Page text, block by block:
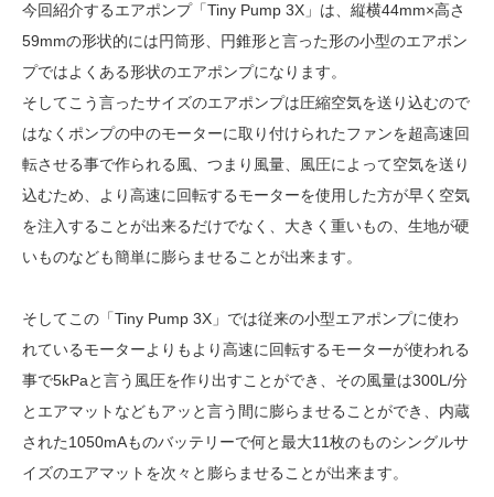
今回紹介するエアポンプ「Tiny Pump 3X」は、縦横44mm×高さ
59mmの形状的には円筒形、円錐形と言った形の小型のエアポン
プではよくある形状のエアポンプになります。
そしてこう言ったサイズのエアポンプは圧縮空気を送り込むので
はなくポンプの中のモーターに取り付けられたファンを超高速回
転させる事で作られる風、つまり風量、風圧によって空気を送り
込むため、より高速に回転するモーターを使用した方が早く空気
を注入することが出来るだけでなく、大きく重いもの、生地が硬
いものなども簡単に膨らませることが出来ます。
そしてこの「Tiny Pump 3X」では従来の小型エアポンプに使わ
れているモーターよりもより高速に回転するモーターが使われる
事で5kPaと言う風圧を作り出すことができ、その風量は300L/分
とエアマットなどもアッと言う間に膨らませることができ、内蔵
された1050mAものバッテリーで何と最大11枚のものシングルサ
イズのエアマットを次々と膨らませることが出来ます。